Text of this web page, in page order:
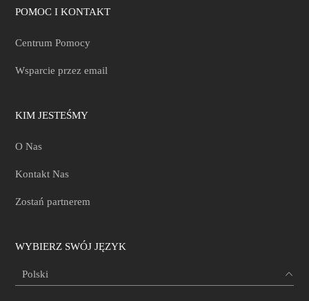
POMOC I KONTAKT
Centrum Pomocy
Wsparcie przez email
KIM JESTEŚMY
O Nas
Kontakt Nas
Zostań partnerem
WYBIERZ SWÓJ JĘZYK